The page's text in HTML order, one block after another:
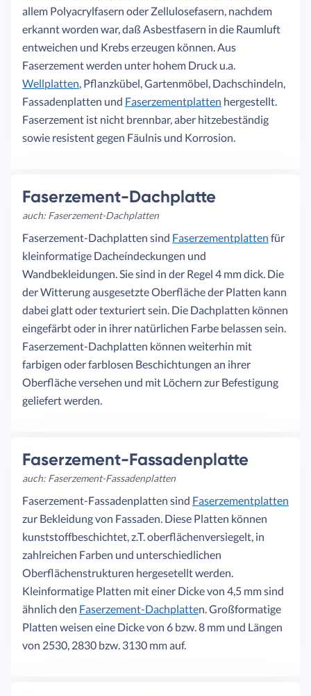
allem Polyacrylfasern oder Zellulosefasern, nachdem
erkannt worden war, daß Asbestfasern in die Raumluft
entweichen und Krebs erzeugen können. Aus
Faserzement werden unter hohem Druck u.a.
Wellplatten, Pflanzkübel, Gartenmöbel, Dachschindeln,
Fassadenplatten und Faserzementplatten hergestellt.
Faserzement ist nicht brennbar, aber hitzebeständig
sowie resistent gegen Fäulnis und Korrosion.
Faserzement-Dachplatte
auch: Faserzement-Dachplatten
Faserzement-Dachplatten sind Faserzementplatten für
kleinformatige Dacheíndeckungen und
Wandbekleidungen. Sie sind in der Regel 4 mm dick. Die
der Witterung ausgesetzte Oberfläche der Platten kann
dabei glatt oder texturiert sein. Die Dachplatten können
eingefärbt oder in ihrer natürlichen Farbe belassen sein.
Faserzement-Dachplatten können weiterhin mit
farbigen oder farblosen Beschichtungen an ihrer
Oberfläche versehen und mit Löchern zur Befestigung
geliefert werden.
Faserzement-Fassadenplatte
auch: Faserzement-Fassadenplatten
Faserzement-Fassadenplatten sind Faserzementplatten
zur Bekleidung von Fassaden. Diese Platten können
kunststoffbeschichtet, z.T. oberflächenversiegelt, in
zahlreichen Farben und unterschiedlichen
Oberflächenstrukturen hergesetellt werden.
Kleinformatige Platten mit einer Dicke von 4,5 mm sind
ähnlich den Faserzement-Dachplatten. Großformatige
Platten weisen eine Dicke von 6 bzw. 8 mm und Längen
von 2530, 2830 bzw. 3130 mm auf.